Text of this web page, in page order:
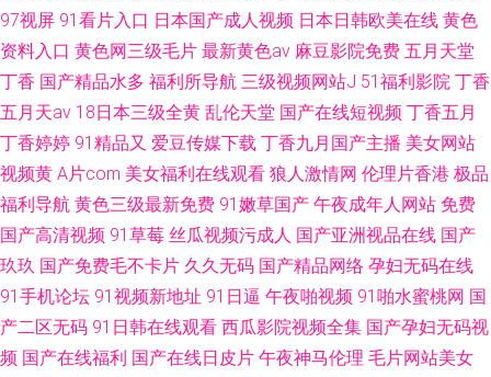
97视屏 91看片入口 日本国产成人视频 日本日韩欧美在线 黄色
资料入口 黄色网三级毛片 最新黄色av 麻豆影院免费 五月天堂
丁香 国产精品水多 福利所导航 三级视频网站J 51福利影院 丁香
五月天av 18日本三级全黄 乱伦天堂 国产在线短视频 丁香五月
丁香婷婷 91精品又 爱豆传媒下载 丁香九月国产主播 美女网站
视频黄 A片com 美女福利在线观看 狼人激情网 伦理片香港 极品
福利导航 黄色三级最新免费 91嫩草国产 午夜成年人网站 免费
国产高清视频 91草莓 丝瓜视频污成人 国产亚洲视品在线 国产
玖玖 国产免费毛不卡片 久久无码 国产精品网络 孕妇无码在线
91手机论坛 91视频新地址 91日逼 午夜啪视频 91啪水蜜桃网 国
产二区无码 91日韩在线观看 西瓜影院视频全集 国产孕妇无码视
频 国产在线福利 国产在线日皮片 午夜神马伦理 毛片网站美女